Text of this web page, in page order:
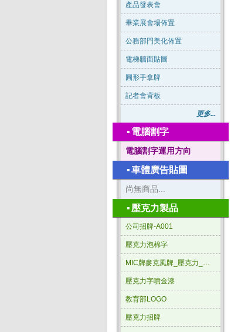
產品發表會
畢業展會場佈置
公務部門美化佈置
電梯牆面貼圖
圓形手拿牌
記者會背板
更多...
▪ 電腦割字
電腦割字運用方向
▪車體廣告貼圖
尚無商品...
▪ 壓克力製品
公司招牌-A001
壓克力泡棉字
MIC牌麥克風牌_壓克力_三角形
壓克力字噴金漆
教育部LOGO
壓克力招牌